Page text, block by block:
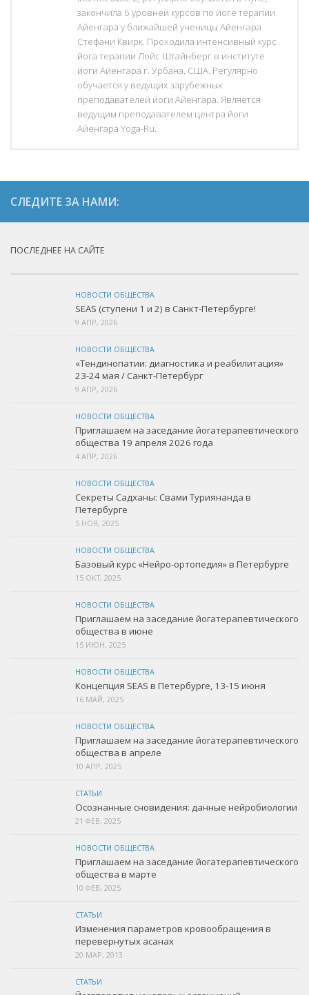
Программа 2016
Программа 2014
Программа 2013
Программа 2012
Фотоотчёт с Конференции 2015
Фотоотчёт с Конференции 2012
Контакты
Курс «Йогатерапия»
закончила 6 уровней курсов по йоге терапии
Айенгара у ближайшей ученицы Айенгара
Стефани Квирк. Проходила интенсивный курс
йога терапии Лойс Штайнберг в институте
йоги Айенгара г. Урбана, США. Регулярно
обучается у ведущих зарубежных
преподавателей йоги Айенгара. Является
ведущим преподавателем центра йоги
Айенгара Yoga-Ru.
СЛЕДИТЕ ЗА НАМИ:
ПОСЛЕДНЕЕ НА САЙТЕ
НОВОСТИ ОБЩЕСТВА
SEAS (ступени 1 и 2) в Санкт-Петербурге!
9 АПР, 2026
НОВОСТИ ОБЩЕСТВА
«Тендинопатии: диагностика и реабилитация»
23-24 мая / Санкт-Петербург
9 АПР, 2026
НОВОСТИ ОБЩЕСТВА
Приглашаем на заседание йогатерапевтического
общества 19 апреля 2026 года
4 АПР, 2026
НОВОСТИ ОБЩЕСТВА
Секреты Садханы: Свами Туриянанда в
Петербурге
5 НОЯ, 2025
НОВОСТИ ОБЩЕСТВА
Базовый курс «Нейро-ортопедия» в Петербурге
15 ОКТ, 2025
НОВОСТИ ОБЩЕСТВА
Приглашаем на заседание йогатерапевтического
общества в июне
15 ИЮН, 2025
НОВОСТИ ОБЩЕСТВА
Концепция SEAS в Петербурге, 13-15 июня
16 МАЙ, 2025
НОВОСТИ ОБЩЕСТВА
Приглашаем на заседание йогатерапевтического
общества в апреле
10 АПР, 2025
СТАТЬИ
Осознанные сновидения: данные нейробиологии
21 ФЕВ, 2025
НОВОСТИ ОБЩЕСТВА
Приглашаем на заседание йогатерапевтического
общества в марте
10 ФЕВ, 2025
СТАТЬИ
Изменения параметров кровообращения в
перевернутых асанах
20 МАР, 2013
СТАТЬИ